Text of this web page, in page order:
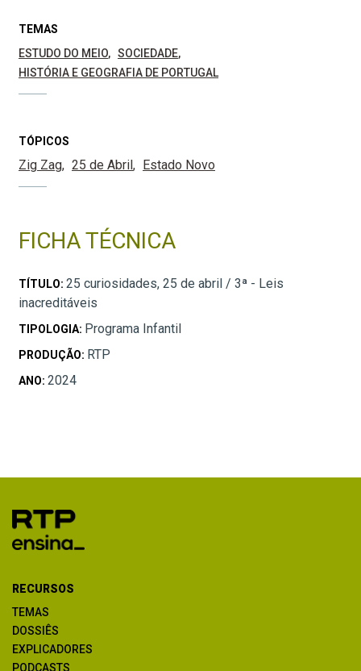
TEMAS
ESTUDO DO MEIO
SOCIEDADE
HISTÓRIA E GEOGRAFIA DE PORTUGAL
TÓPICOS
Zig Zag 25 de Abril Estado Novo
FICHA TÉCNICA
TÍTULO: 25 curiosidades, 25 de abril / 3ª - Leis
inacreditáveis
TIPOLOGIA: Programa Infantil
PRODUÇÃO: RTP
ANO: 2024
RECURSOS
TEMAS
DOSSIÊS
EXPLICADORES
PODCASTS